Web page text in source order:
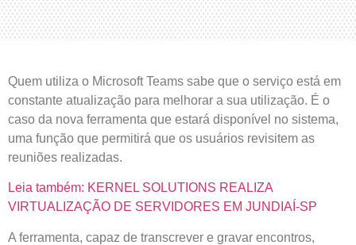
Quem utiliza o Microsoft Teams sabe que o serviço está em
constante atualização para melhorar a sua utilização. É o
caso da nova ferramenta que estará disponível no sistema,
uma função que permitirá que os usuários revisitem as
reuniões realizadas.
Leia também: KERNEL SOLUTIONS REALIZA
VIRTUALIZAÇÃO DE SERVIDORES EM JUNDIAÍ-SP
A ferramenta, capaz de transcrever e gravar encontros,